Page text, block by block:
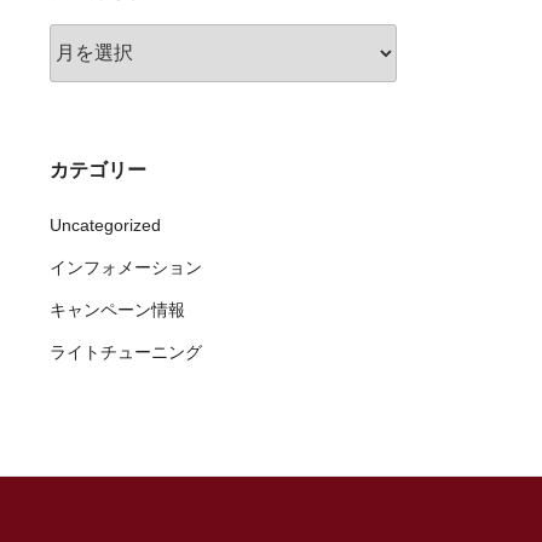
ー
カテゴリー
Uncategorized
インフォメーション
キャンペーン情報
ライトチューニング